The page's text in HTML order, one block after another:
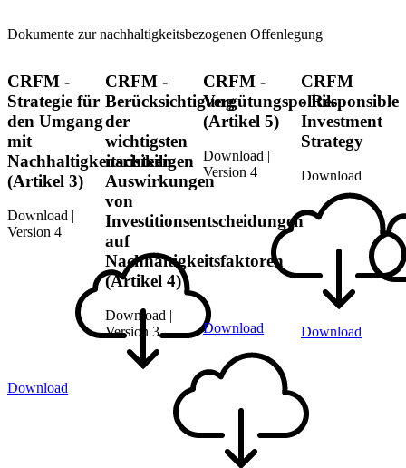
Dokumente zur nachhaltigkeits­bezogenen Offenlegung
CRFM -
Strategie für
den Umgang
mit
Nachhaltigkeitsrisiken
(Artikel 3)
Download |
Version 4
Download
CRFM -
Berücksichtigung
der
wichtigsten
nachteiligen
Auswirkungen
von
Investitionsentscheidungen
auf
Nachhaltigkeitsfaktoren
(Artikel 4)
Download |
Version 3
CRFM -
Vergütungspolitik
(Artikel 5)
Download |
Version 4
Download
CRFM
- Responsible
Investment
Strategy
Download
Download